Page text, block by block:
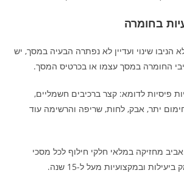
בחומרה
הניבו שינוי ועדיין לא נפתרה הבעיה במסך, יש
החומרה במסך עצמו או בכרטיס המסך.
פיסיות לדומא: קצר ברכיבים חשמליים,
יתר, אבק, לחות, שריפה והרשימה עוד
מחזיקה במלאי חלקי חילוף לכל מסכי
ובמקצועיות מעל ל-15 שנה.